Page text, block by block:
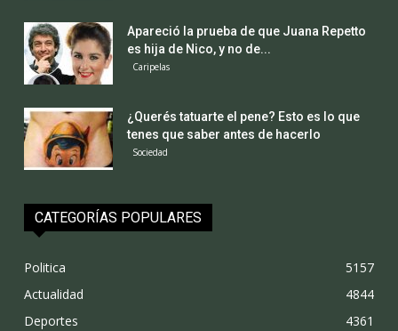
Apareció la prueba de que Juana Repetto
es hija de Nico, y no de...
Caripelas
¿Querés tatuarte el pene? Esto es lo que
tenes que saber antes de hacerlo
Sociedad
CATEGORÍAS POPULARES
Politica
5157
Actualidad
4844
Deportes
4361